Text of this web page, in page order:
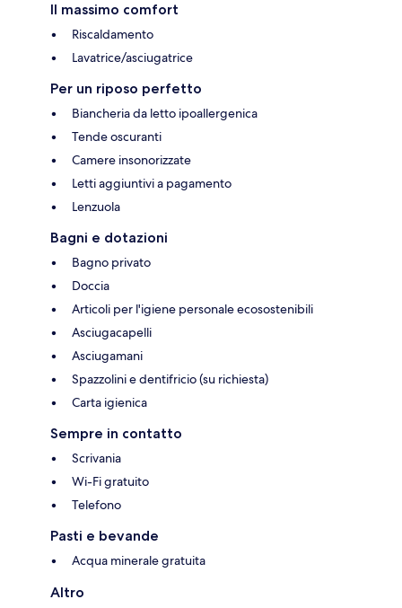
Il massimo comfort
Riscaldamento
Lavatrice/asciugatrice
Per un riposo perfetto
Biancheria da letto ipoallergenica
Tende oscuranti
Camere insonorizzate
Letti aggiuntivi a pagamento
Lenzuola
Bagni e dotazioni
Bagno privato
Doccia
Articoli per l'igiene personale ecosostenibili
Asciugacapelli
Asciugamani
Spazzolini e dentifricio (su richiesta)
Carta igienica
Sempre in contatto
Scrivania
Wi-Fi gratuito
Telefono
Pasti e bevande
Acqua minerale gratuita
Altro